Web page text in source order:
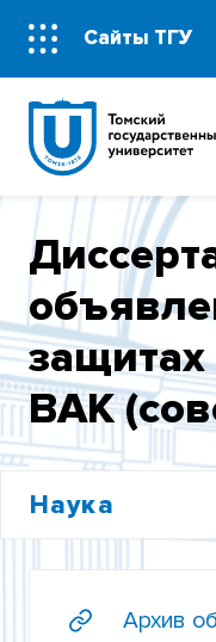
Сайты ТГУ
защитах
ВАК
Наука
НАУЧНО-
ЛОКАЛЬНЫЕ АКТЫ
Архив